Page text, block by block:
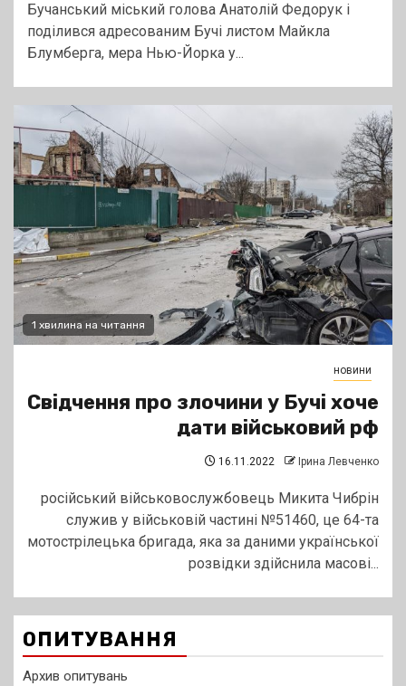
Бучанський міський голова Анатолій Федорук і
поділився адресованим Бучі листом Майкла
Блумберга, мера Нью-Йорка у...
1 хвилина на читання
новини
Свідчення про злочини у Бучі хоче
дати військовий рф
16.11.2022 Ірина Левченко
російський військовослужбовець Микита Чибрін
служив у військовій частині №51460, це 64-та
мотострілецька бригада, яка за даними української
розвідки здійснила масові...
ОПИТУВАННЯ
Архив опитувань